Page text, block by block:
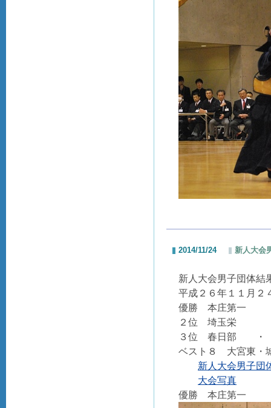
2014/11/24 新人大会
新人大会男子団体結
平成２６年１１月
優勝 本庄第一
２位 埼玉栄
３位 春日部 ・
ベスト８ 大宮東・
新人大会男子団
大会写真
優勝 本庄第一